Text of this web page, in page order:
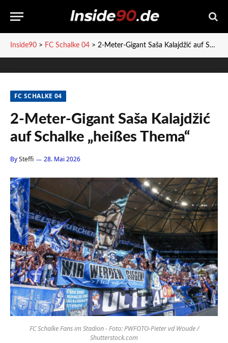
Inside90 > FC Schalke 04 > 2-Meter-Gigant Saša Kalajdžić auf Schalke „heißes Thema“
FC SCHALKE 04
2-Meter-Gigant Saša Kalajdžić
auf Schalke „heißes Thema“
BySteffi 28. Mai 2026
FC Schalke Fans im Stadion - Foto: PWFOTO-Pieter vd Woude /
Shutterstock.com